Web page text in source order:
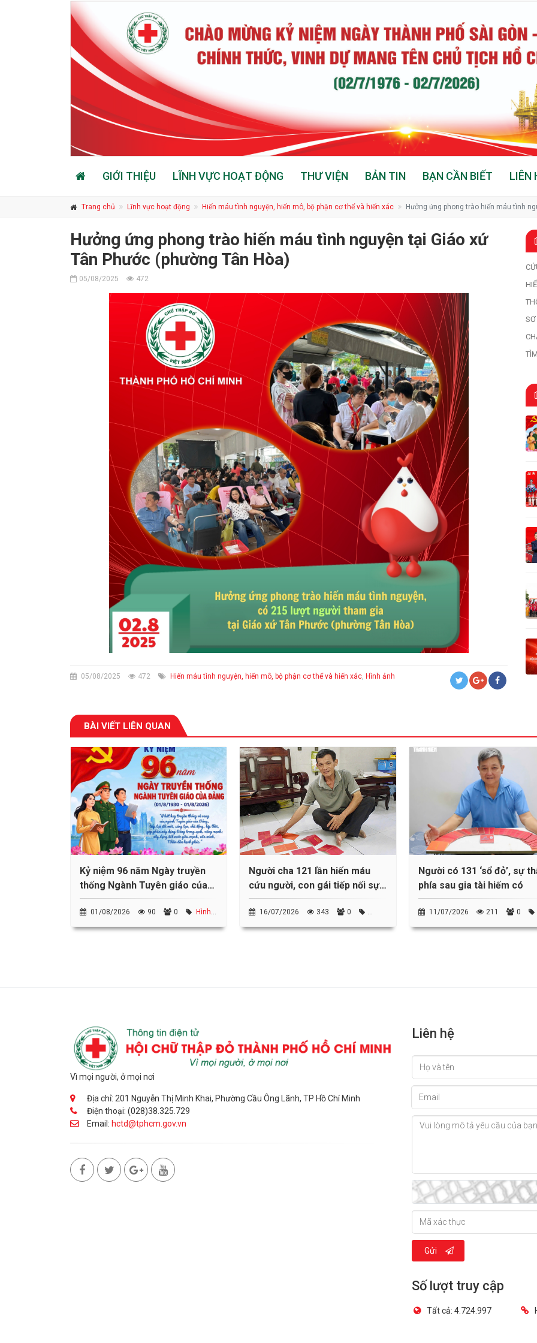
GIỚI THIỆU LĨNH VỰC HOẠT ĐỘNG THƯ VIỆN BẢN TIN BẠN CẦN BIẾT LIÊN
Trang chủ Lĩnh vực hoạt động Hiến máu tình nguyện, hiến mô, bộ phận cơ thể và hiến xác Hưởng ứng phong trào hiến máu tình
Hưởng ứng phong trào hiến máu tình nguyện tại Giáo xứ
Tân Phước (phường Tân Hòa)
05/08/2025 472
05/08/2025 472 Hiến máu tình nguyện, hiến mô, bộ phận cơ thể và hiến xác, Hình ảnh
BÀI VIẾT LIÊN QUAN
Kỷ niệm 96 năm Ngày truyền
thống Ngành Tuyên giáo của
Đảng (01/08/1930 -
01/08/2026)
01/08/2026 90 0
Hình
Người cha 121 lần hiến máu
cứu người, con gái tiếp nối sự
tử tế
16/07/2026 343
0
Người có 131 ‘sổ đỏ’, sự
phía sau gia tài hiếm có
11/07/2026 211
0
Vì mọi người, ở mọi nơi
Địa chỉ: 201 Nguyễn Thị Minh Khai, Phường Cầu Ông Lãnh, TP Hồ Chí Minh
Điện thoại: (028)38.325.729
Email: hctd@tphcm.gov.vn
Liên hệ
Gửi
Số lượt truy cập
Tất cả: 4.724.997